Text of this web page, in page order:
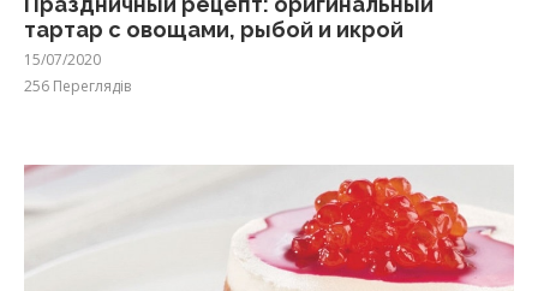
тартар с овощами, рыбой и икрой
15/07/2020
256 Переглядів